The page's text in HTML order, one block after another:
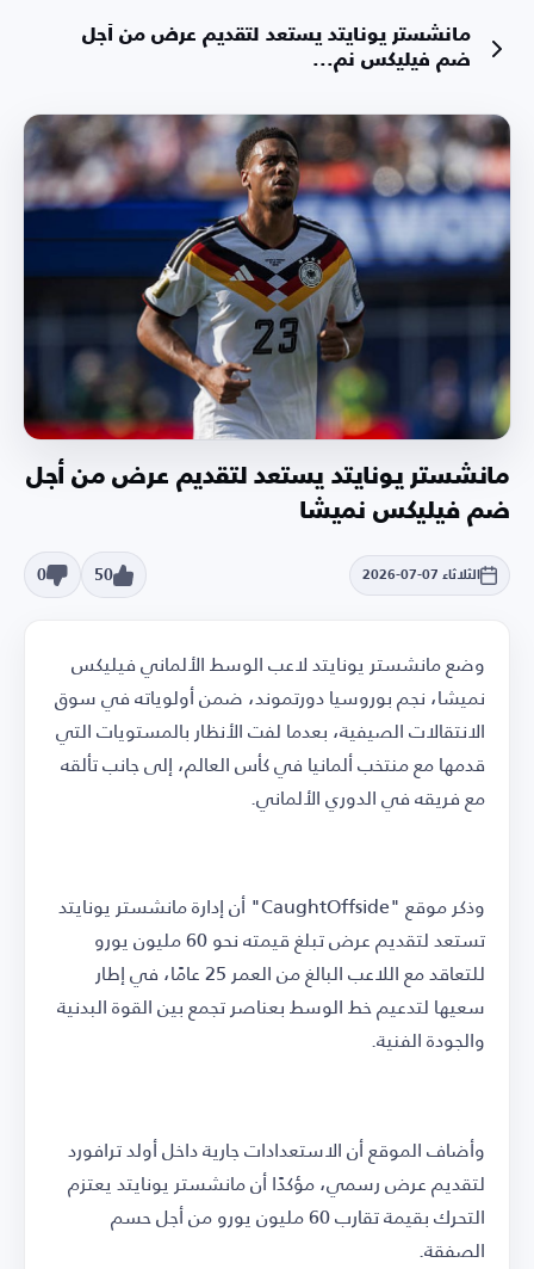
مانشستر يونايتد يستعد لتقديم عرض من أجل
ضم فيليكس نم...
مانشستر يونايتد يستعد لتقديم عرض من أجل
ضم فيليكس نميشا
الثلاثاء 07-07-2026 50
0
وضع مانشستر يونايتد لاعب الوسط الألماني فيليكس
نميشا، نجم بوروسيا دورتموند، ضمن أولوياته في سوق
الانتقالات الصيفية، بعدما لفت الأنظار بالمستويات التي
قدمها مع منتخب ألمانيا في كأس العالم، إلى جانب تألقه
مع فريقه في الدوري الألماني.
وذكر موقع "CaughtOffside" أن إدارة مانشستر يونايتد
تستعد لتقديم عرض تبلغ قيمته نحو 60 مليون يورو
للتعاقد مع اللاعب البالغ من العمر 25 عامًا، في إطار
سعيها لتدعيم خط الوسط بعناصر تجمع بين القوة البدنية
والجودة الفنية.
وأضاف الموقع أن الاستعدادات جارية داخل أولد ترافورد
لتقديم عرض رسمي، مؤكدًا أن مانشستر يونايتد يعتزم
التحرك بقيمة تقارب 60 مليون يورو من أجل حسم
الصفقة.